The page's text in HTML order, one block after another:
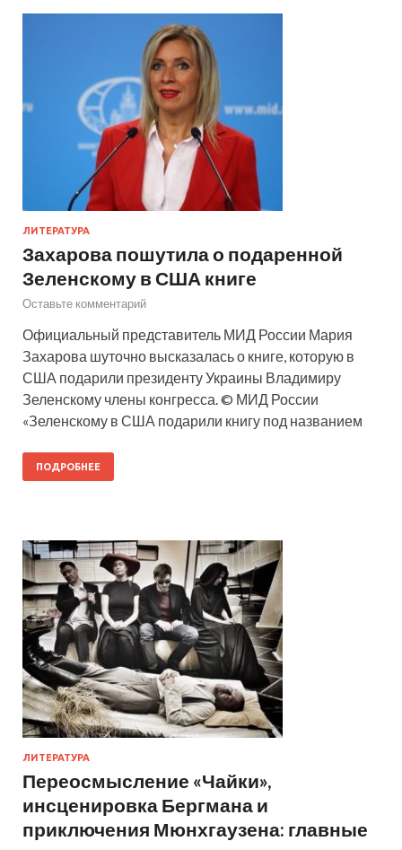
ЛИТЕРАТУРА
Захарова пошутила о подаренной
Зеленскому в США книге
Оставьте комментарий
Официальный представитель МИД России Мария
Захарова шуточно высказалась о книге, которую в
США подарили президенту Украины Владимиру
Зеленскому члены конгресса. © МИД России
«Зеленскому в США подарили книгу под названием
ПОДРОБНЕЕ
ЛИТЕРАТУРА
Переосмысление «Чайки»,
инсценировка Бергмана и
приключения Мюнхгаузена: главные